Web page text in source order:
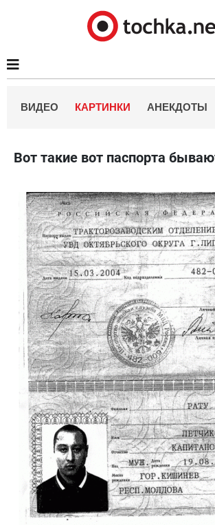
ВИДЕО КАРТИНКИ АНЕКДОТЫ
Вот такие вот паспорта